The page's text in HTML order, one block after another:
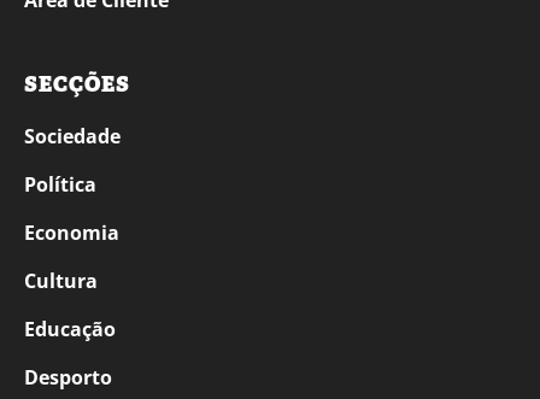
SECÇÕES
Sociedade
Política
Economia
Cultura
Educação
Desporto